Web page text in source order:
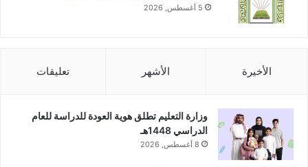
5 أغسطس, 2026
الأخيرة الأشهر تعليقات
وزارة التعليم تطلق هوية العودة للدراسة للعام
الدراسي 1448هـ
8 أغسطس, 2026